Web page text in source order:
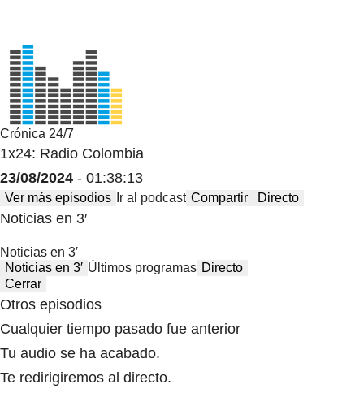
Crónica 24/7
1x24: Radio Colombia
23/08/2024 - 01:38:13
Ver más episodios Ir al podcast Compartir Directo
Noticias en 3′
Noticias en 3′
Noticias en 3′ Últimos programas Directo
Cerrar
Otros episodios
Cualquier tiempo pasado fue anterior
Tu audio se ha acabado.
Te redirigiremos al directo.